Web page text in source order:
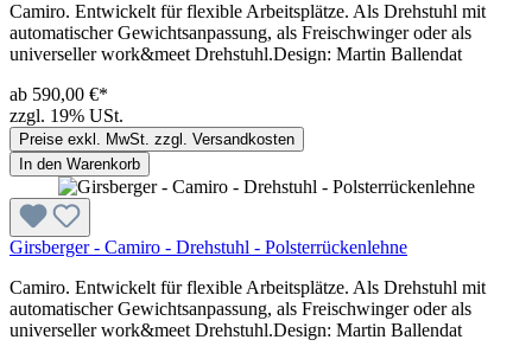
Camiro. Entwickelt für flexible Arbeitsplätze. Als Drehstuhl mit
automatischer Gewichtsanpassung, als Freischwinger oder als
universeller work&meet Drehstuhl.Design: Martin Ballendat
ab 590,00 €*
zzgl. 19% USt.
Preise exkl. MwSt. zzgl. Versandkosten
In den Warenkorb
Girsberger - Camiro - Drehstuhl - Polsterrückenlehne
Camiro. Entwickelt für flexible Arbeitsplätze. Als Drehstuhl mit
automatischer Gewichtsanpassung, als Freischwinger oder als
universeller work&meet Drehstuhl.Design: Martin Ballendat